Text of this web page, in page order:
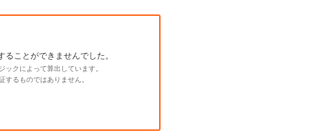
ことができませんでした。
クによって算出しています。
るものではありません。